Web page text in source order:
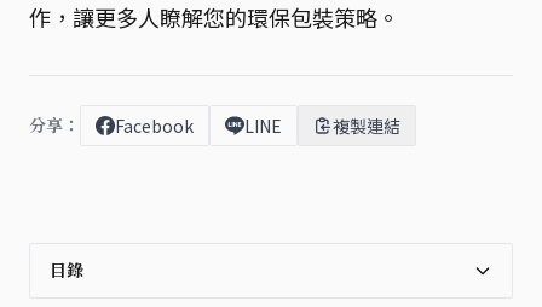
作，讓更多人瞭解您的環保包裝策略。
分享： Facebook LINE 複製連結
目錄